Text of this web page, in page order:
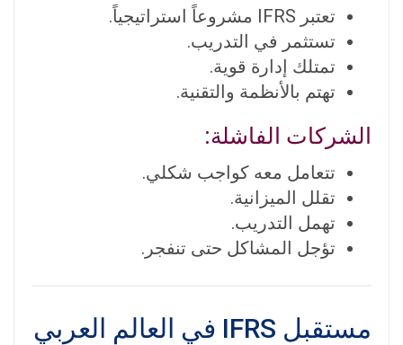
تعتبر IFRS مشروعاً استراتيجياً.
تستثمر في التدريب.
تمتلك إدارة قوية.
تهتم بالأنظمة والتقنية.
الشركات الفاشلة:
تتعامل معه كواجب شكلي.
تقلل الميزانية.
تهمل التدريب.
تؤجل المشاكل حتى تنفجر.
مستقبل IFRS في العالم العربي